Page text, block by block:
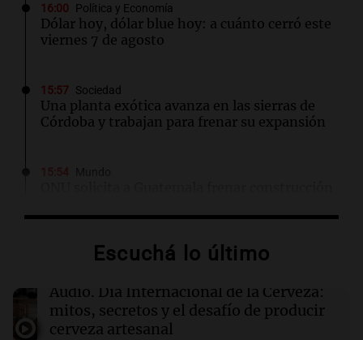
16:00 Política y Economía
Dólar hoy, dólar blue hoy: a cuánto cerró este
viernes 7 de agosto
15:57 Sociedad
Una planta exótica avanza en las sierras de
Córdoba y trabajan para frenar su expansión
desaparecidos
Consejos para un césped saludable: cómo
deshacerse de la paja en tu jardín
Escuchá lo último
Audio. Día Internacional de la Cerveza:
mitos, secretos y el desafío de producir
cerveza artesanal